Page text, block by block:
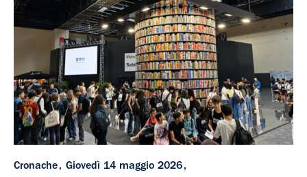
Cronache
Giovedì 14 maggio 2026